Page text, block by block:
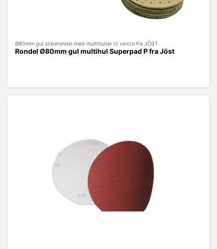
Ø80mm gul sliberondel med multihuller til velcro fra JÖST
Rondel Ø80mm gul multihul Superpad P fra Jöst